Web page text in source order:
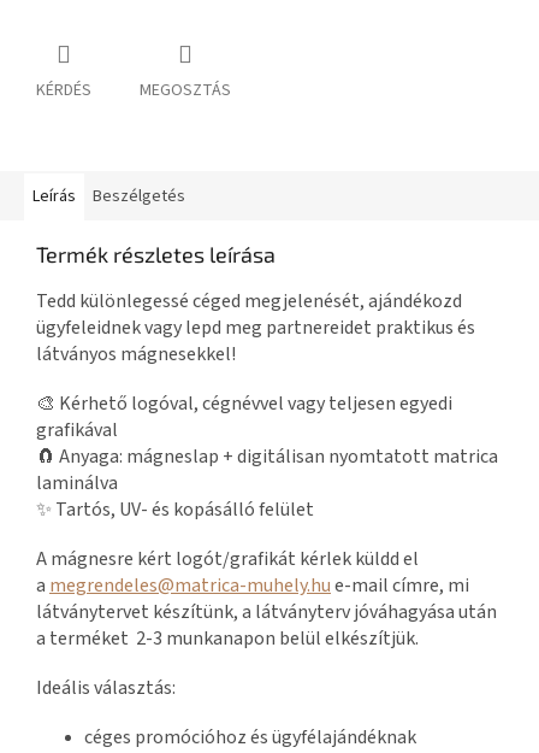
KÉRDÉS MEGOSZTÁS
Leírás Beszélgetés
Termék részletes leírása
Tedd különlegessé céged megjelenését, ajándékozd
ügyfeleidnek vagy lepd meg partnereidet praktikus és
látványos mágnesekkel!
🎨 Kérhető logóval, cégnévvel vagy teljesen egyedi
grafikával
🧲 Anyaga: mágneslap + digitálisan nyomtatott matrica
laminálva
✨ Tartós, UV- és kopásálló felület
A mágnesre kért logót/grafikát kérlek küldd el
a megrendeles@matrica-muhely.hue-mail címre, mi
látványtervet készítünk, a látványterv jóváhagyása után
a terméket 2-3 munkanapon belül elkészítjük.
Ideális választás:
céges promócióhoz és ügyfélajándéknak